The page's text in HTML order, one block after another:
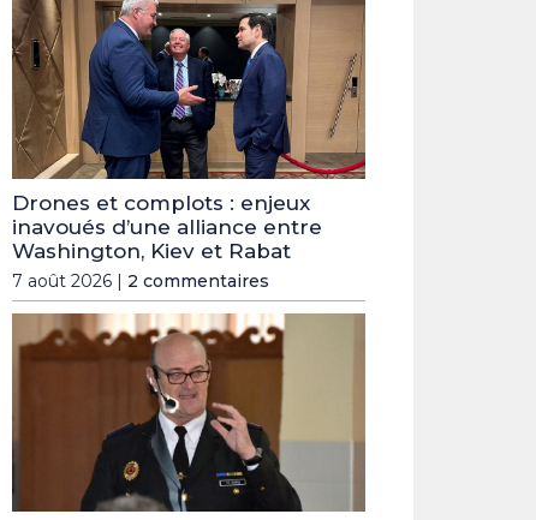
Drones et complots : enjeux
inavoués d’une alliance entre
Washington, Kiev et Rabat
7 août 2026 | 2 commentaires